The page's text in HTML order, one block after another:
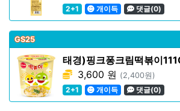
2+1 개이득 댓글(0)
GS25
태경)핑크퐁크림떡볶이
3,600 원 (2,400원)
2+1
개이득 댓글(0)